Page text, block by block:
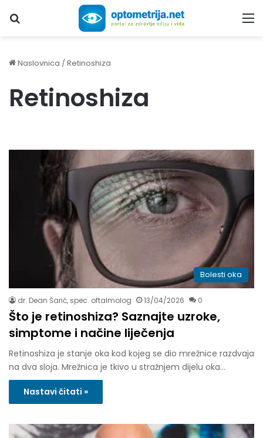
Upiši traženi pojam...
Naslovnica /Retinoshiza
Retinoshiza
Bolesti oka
dr. Dean Šarić, spec. oftalmolog 13/04/2026 0
Što je retinoshiza? Saznajte uzroke,
simptome i načine liječenja
Retinoshiza je stanje oka kod kojeg se dio mrežnice razdvaja
na dva sloja. Mrežnica je tkivo u stražnjem dijelu oka…
Nastavi čitati »